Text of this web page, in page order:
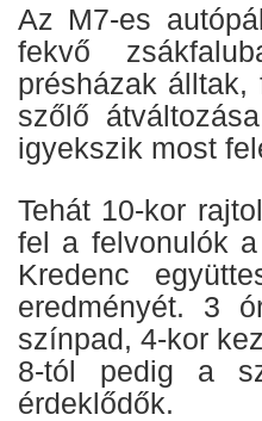
Az M7-es
fekvő
présházak álltak,
szőlő
igyekszik most
Tehát 10-kor
fel a felvonulók
Kredenc
eredményét. 3
színpad, 4-kor
8-tól pedig a
érdeklődők.